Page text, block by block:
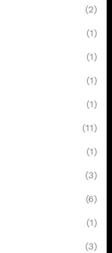
(2)
(1)
(1)
(1)
(1)
(11)
(1)
(3)
(6)
(1)
(3)